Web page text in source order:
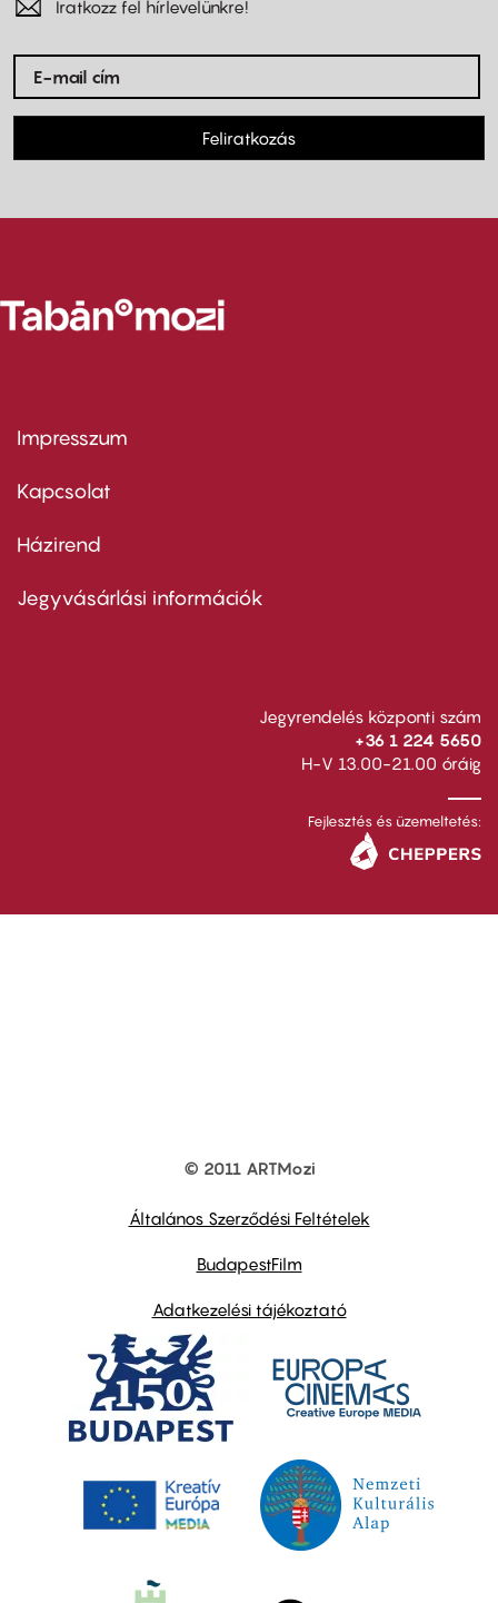
Iratkozz fel hírlevelünkre!
Feliratkozás
Footer
first
Impresszum
Kapcsolat
Footer
second
Házirend
Jegyvásárlási információk
Jegyrendelés központi szám
+36 1 224 5650
H-V 13.00-21.00 óráig
Fejlesztés és üzemeltetés:
© 2011 ARTMozi
Általános Szerződési Feltételek
BudapestFilm
Adatkezelési tájékoztató